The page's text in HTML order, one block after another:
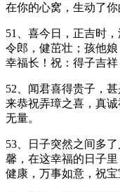
在你的心窝，生动了你
51、喜今日，正吉时
令郎，健茁壮；孩他
幸福长！祝：得子吉祥
52、闻君喜得贵子，
来恭祝弄璋之喜，真
无量。
53、日子突然之间多
馨，在这幸福的日子
健康，万事如意，祝宝